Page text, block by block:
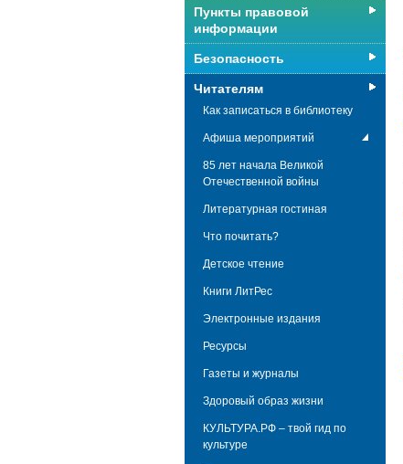
Пункты правовой
информации
Безопасность
Читателям
Как записаться в библиотеку
Афиша мероприятий
85 лет начала Великой
Отечественной войны
Литературная гостиная
Что почитать?
Детское чтение
Книги ЛитРес
Электронные издания
Ресурсы
Газеты и журналы
Здоровый образ жизни
КУЛЬТУРА.РФ – твой гид по
культуре